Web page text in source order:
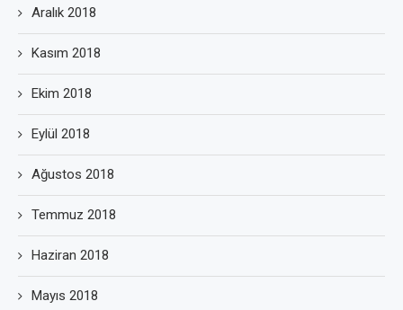
Aralık 2018
Kasım 2018
Ekim 2018
Eylül 2018
Ağustos 2018
Temmuz 2018
Haziran 2018
Mayıs 2018